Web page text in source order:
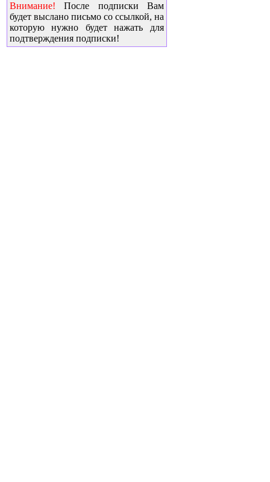
Внимание! После подписки Вам
будет выслано письмо со ссылкой, на
которую нужно будет нажать для
подтверждения подписки!